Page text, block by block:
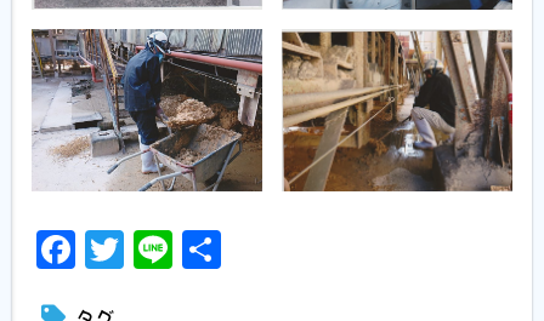
Facebook
Twitter
Line